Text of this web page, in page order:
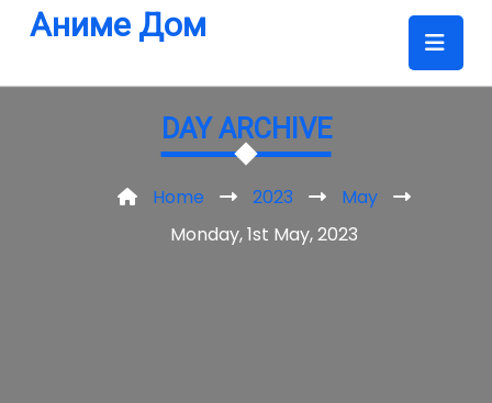
Аниме Дом
DAY ARCHIVE
Home 2023
May
Monday, 1st May, 2023